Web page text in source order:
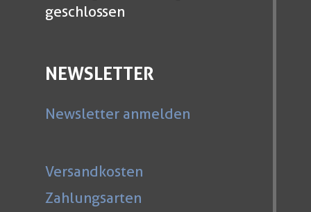
geschlossen
NEWSLETTER
Newsletter anmelden
Versandkosten
Zahlungsarten